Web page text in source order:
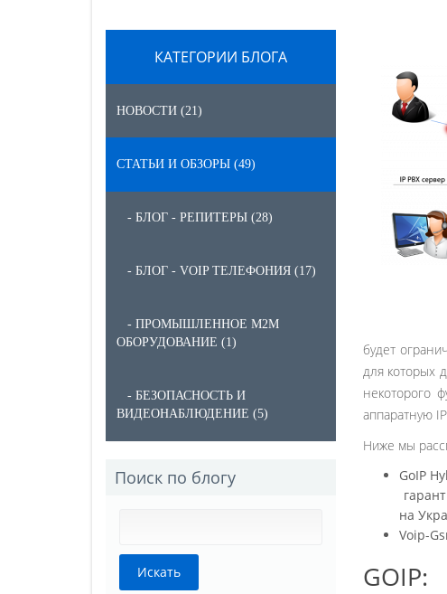
КАТЕГОРИИ БЛОГА
НОВОСТИ (21)
СТАТЬИ И ОБЗОРЫ (49)
- БЛОГ - РЕПИТЕРЫ (28)
- БЛОГ - VOIP ТЕЛЕФОНИЯ (17)
- ПРОМЫШЛЕННОЕ M2M
ОБОРУДОВАНИЕ (1)
- БЕЗОПАСНОСТЬ И
ВИДЕОНАБЛЮДЕНИЕ (5)
Поиск по блогу
будет
для которых
некоторого
аппаратную
Ниже мы
GoIP
на
Voip-
GOIP: